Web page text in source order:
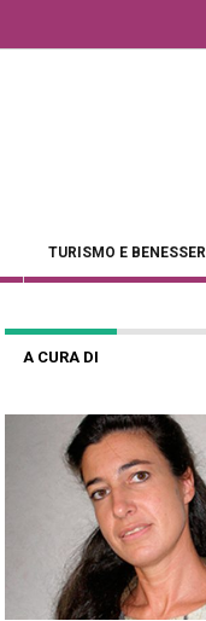
TURISMO E
A CURA DI